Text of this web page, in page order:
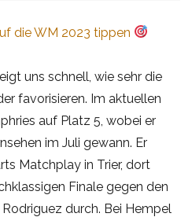
die WM 2023 tippen
uns schnell, wie sehr die
favorisieren. Im aktuellen
auf Platz 5, wobei er
im Juli gewann. Er
Matchplay in Trier, dort
Finale gegen den
durch. Bei Hempel